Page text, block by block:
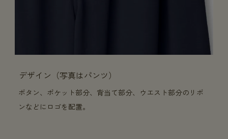
デザイン（写真はパンツ）
ボタン、ポケット部分、背当て部分、ウエスト部分のリボ
ンなどにロゴを配置。